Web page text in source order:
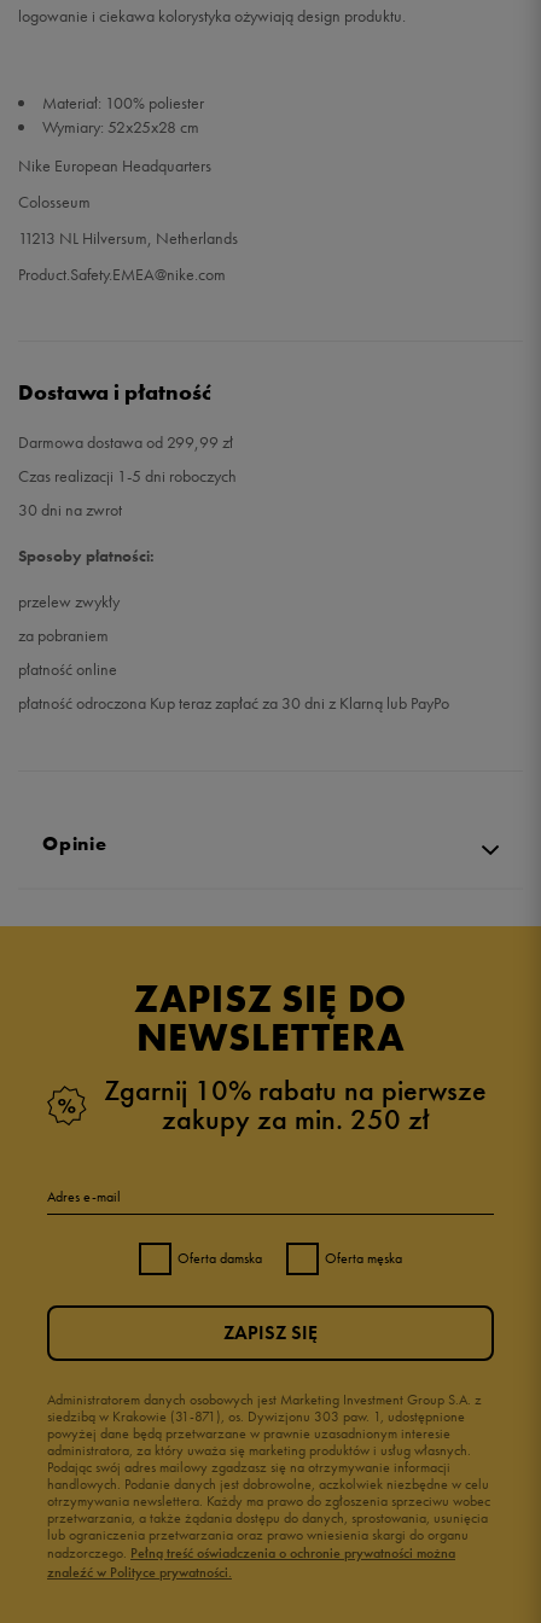
logowanie i ciekawa kolorystyka ożywiają design produktu.
Materiał: 100% poliester
Wymiary: 52x25x28 cm
Nike European Headquarters
Colosseum
11213 NL Hilversum, Netherlands
Product.Safety.EMEA@nike.com
Dostawa i płatność
Darmowa dostawa od 299,99 zł
Czas realizacji 1-5 dni roboczych
30 dni na zwrot
Sposoby płatności:
przelew zwykły
za pobraniem
płatność online
płatność odroczona Kup teraz zapłać za 30 dni z Klarną lub PayPo
Opinie
ZAPISZ SIĘ DO
NEWSLETTERA
Zgarnij 10% rabatu na pierwsze
zakupy za min. 250 zł
Adres e-mail
Oferta damska Oferta męska
Administratorem danych osobowych jest Marketing Investment Group S.A. z
siedzibą w Krakowie (31-871), os. Dywizjonu 303 paw. 1, udostępnione
powyżej dane będą przetwarzane w prawnie uzasadnionym interesie
administratora, za który uważa się marketing produktów i usług własnych.
Podając swój adres mailowy zgadzasz się na otrzymywanie informacji
handlowych. Podanie danych jest dobrowolne, aczkolwiek niezbędne w celu
otrzymywania newslettera. Każdy ma prawo do zgłoszenia sprzeciwu wobec
przetwarzania, a także żądania dostępu do danych, sprostowania, usunięcia
lub ograniczenia przetwarzania oraz prawo wniesienia skargi do organu
nadzorczego. Pełną treść oświadczenia o ochronie prywatności można
znaleźć w Polityce prywatności.
ZAPISZ SIĘ